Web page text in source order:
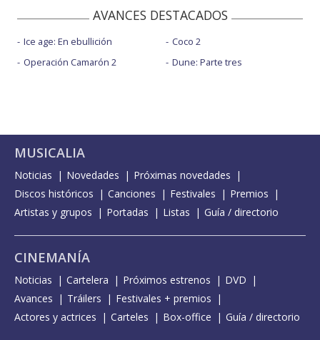
AVANCES DESTACADOS
Ice age: En ebullición
Operación Camarón 2
Coco 2
Dune: Parte tres
MUSICALIA
Noticias Novedades
Próximas novedades
Discos históricos
Canciones Festivales
Premios
Artistas y grupos
Portadas Listas Guía / directorio
CINEMANÍA
Noticias Cartelera Próximos estrenos
DVD
Avances
Tráilers
Festivales + premios
Actores y actrices
Carteles Box-office Guía / directorio